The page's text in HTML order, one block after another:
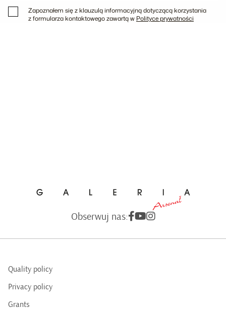
Zapoznałem się z klauzulą informacyjną dotyczącą korzystania
z formularza kontaktowego zawartą w Polityce prywatności
Obserwuj nas:
Quality policy
Privacy policy
Grants